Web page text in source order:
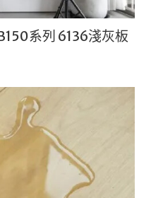
系列 6136淺灰板